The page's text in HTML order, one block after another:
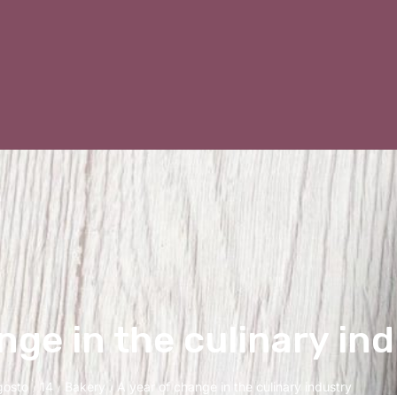
in the culinary
/ 14 / Bakery / A year of change in the culinary industry